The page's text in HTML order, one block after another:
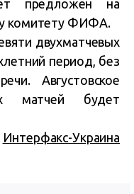
предложен на
комитету ФИФА.
двухматчевых
период, без
Августовское
матчей будет
Интерфакс-Украина